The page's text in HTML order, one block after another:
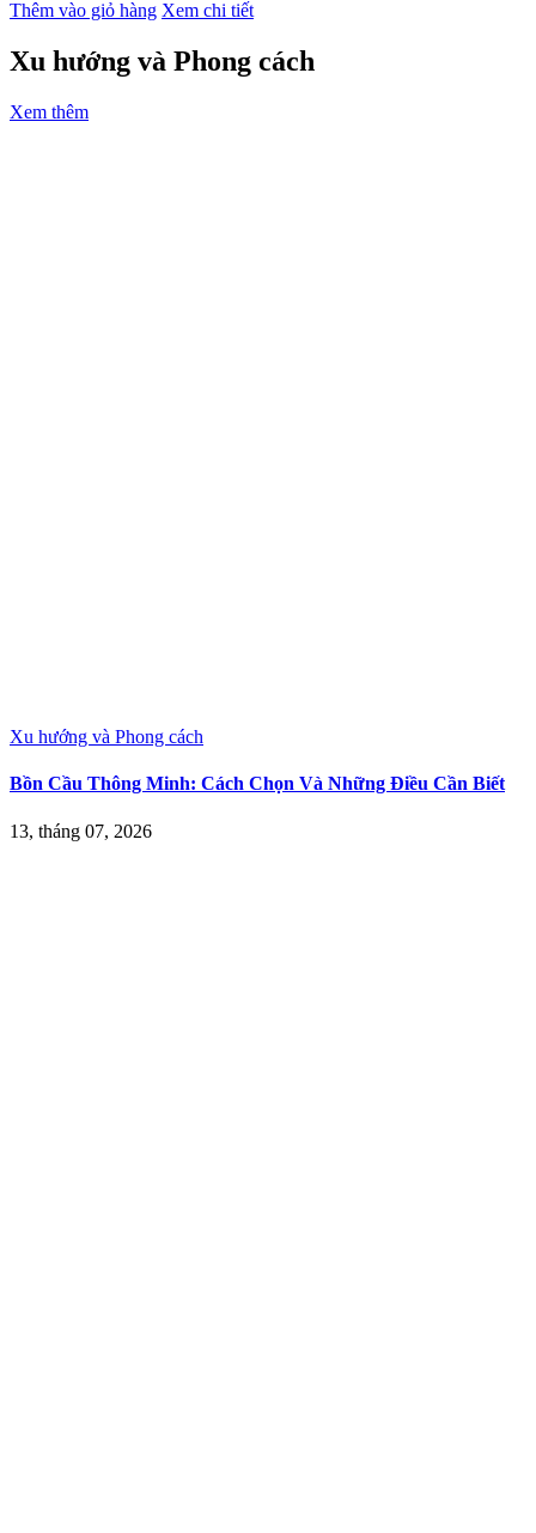
Thêm vào giỏ hàng Xem chi tiết
Xu hướng và Phong cách
Xem thêm
Xu hướng và Phong cách
Bồn Cầu Thông Minh: Cách Chọn Và Những Điều Cần Biết
13, tháng 07, 2026